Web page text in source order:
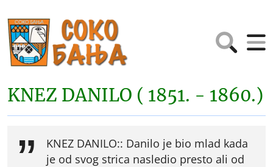
KNEZ DANILO ( 1851. - 1860.)
KNEZ DANILO:: Danilo je bio mlad kada
je od svog strica nasledio presto ali od